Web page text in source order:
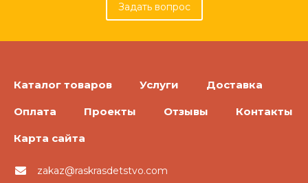
Задать вопрос
Каталог товаров Услуги Доставка
Оплата Проекты Отзывы Контакты
Карта сайта
zakaz@raskrasdetstvo.com